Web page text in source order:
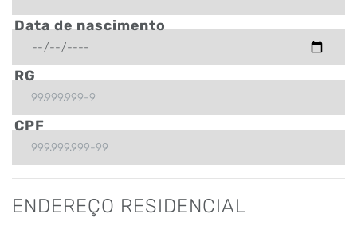
Data de nascimento
RG
CPF
ENDEREÇO RESIDENCIAL